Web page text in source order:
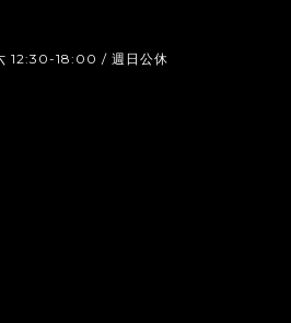
12:30-18:00 / 週日公休